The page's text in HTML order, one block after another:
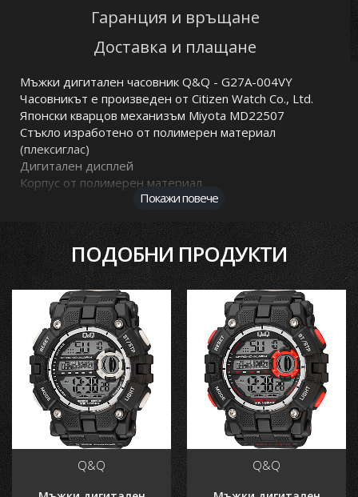
Гаранция и връщане
Доставка и плащане
Мъжки дигитален часовник Q&Q - G27A-004VY
Часовникът е произведен от Citizen Watch Co., Ltd.
Японски кварцов механизъм Miyota MD22507
Стъкло изработено от полимерен материал
(плексиглас)
Дигитален дисплей
Корпус от полимерен материал
Показва ден от седмицата
Функция хронометър
Осветление на дисплея
Диаметър на корпуса: 54.00 мм.
Дебелина на корпуса: 17.00 мм.
Дъжлина на верижката: 210 мм.
Широчина на верижката: 22 мм.
Тегло: 66 гр.
Водоустойчивост 10 BAR - Позволява къпане, плуване
и гмуркане (до 5 метра)
Часовникът пристига с оригинална кутия на Q&Q
Гаранция: 1 годинa
Безплатна доставка за цялата страна с опция преглед
и тест преди заплащане
Покажи повече
Основни характеристики
ПОДОБНИ ПРОДУКТИ
Q&Q Q&Q